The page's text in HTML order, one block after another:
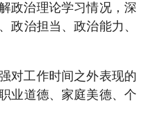
政治理论学习情况，深
政治担当、政治能力、
对工作时间之外表现的
业道德、家庭美德、个